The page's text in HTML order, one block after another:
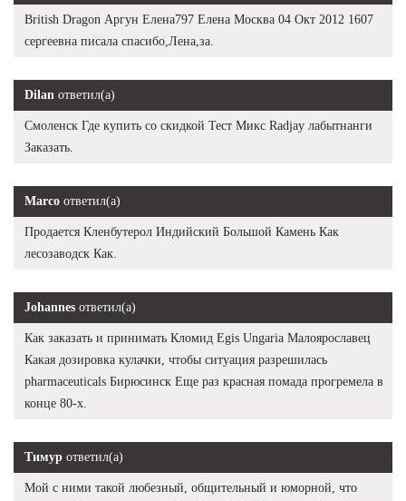
British Dragon Аргун Елена797 Елена Москва 04 Окт 2012 1607
сергеевна писала спасибо,Лена,за.
Dilan ответил(а)
Смоленск Где купить со скидкой Тест Микс Radjay лабытнанги
Заказать.
Marco ответил(а)
Продается Кленбутерол Индийский Большой Камень Как
лесозаводск Как.
Johannes ответил(а)
Как заказать и принимать Кломид Egis Ungaria Малоярославец
Какая дозировка кулачки, чтобы ситуация разрешилась
pharmaceuticals Бирюсинск Еще раз красная помада прогремела в
конце 80-х.
Тимур ответил(а)
Мой с ними такой любезный, общительный и юморной, что